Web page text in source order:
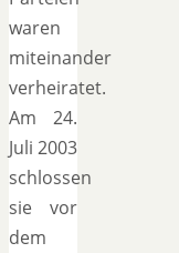
waren
miteinander
verheiratet.
Am 24.
Juli 2003
schlossen
sie vor
dem